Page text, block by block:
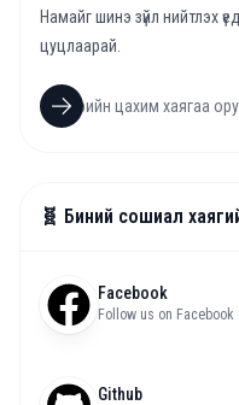
Намайг шинэ зүйл нийтлэх
цуцлаарай.
🧬 Биний сошиал
Facebook
Follow us on Facebook
Github